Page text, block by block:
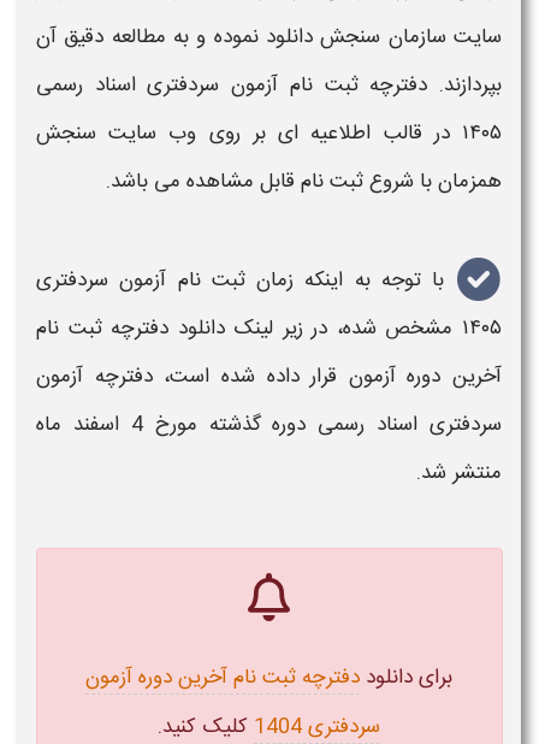
سایت سازمان سنجشدانلود نموده و به مطالعه دقیق آن
بپردازند. دفترچه ثبت نام آزمون سردفتری اسناد رسمی
۱۴۰۵ در قالب اطلاعیه ای بر روی وب سایت سنجش
همزمان با شروعثبت نام قابل مشاهده می باشد.
با توجه به اینکه زمان ثبت نام آزمون سردفتری
۱۴۰۵ مشخص شده، در زیر لینک دانلود دفترچه ثبت نام
آخرین دورهآزمون قرار داده شده است،دفترچه آزمون
سردفتری اسناد رسمی دوره گذشته مورخ 4 اسفند ماه
منتشر شد.
برای دانلود دفترچه ثبت نام آخرین دوره آزمون
سردفتری 1404
کلیک کنید.